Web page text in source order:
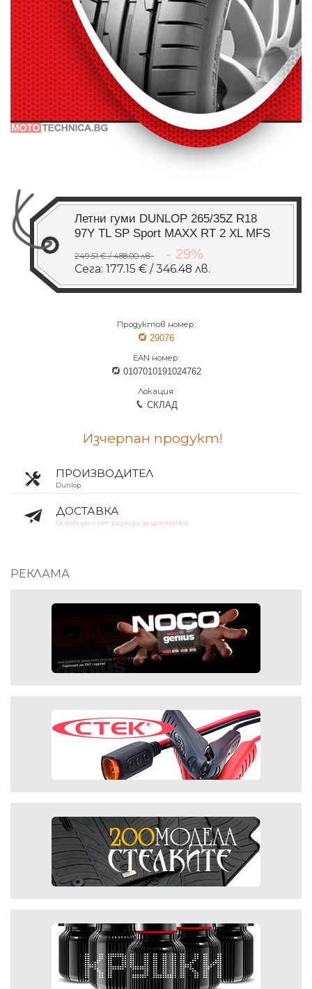
Летни гуми DUNLOP 265/35Z R18
97Y TL SP Sport MAXX RT 2 XL MFS
249.51 € / 488.00 лв. - 29%
Сега: 177.15 € / 346.48 лв.
Продуктов номер:
29076
EAN номер:
0107010191024762
Локация:
СКЛАД
Изчерпан продукт!
ПРОИЗВОДИТЕЛ
Dunlop
ДОСТАВКА
Освободен от разходи за доставка
РЕКЛАМА